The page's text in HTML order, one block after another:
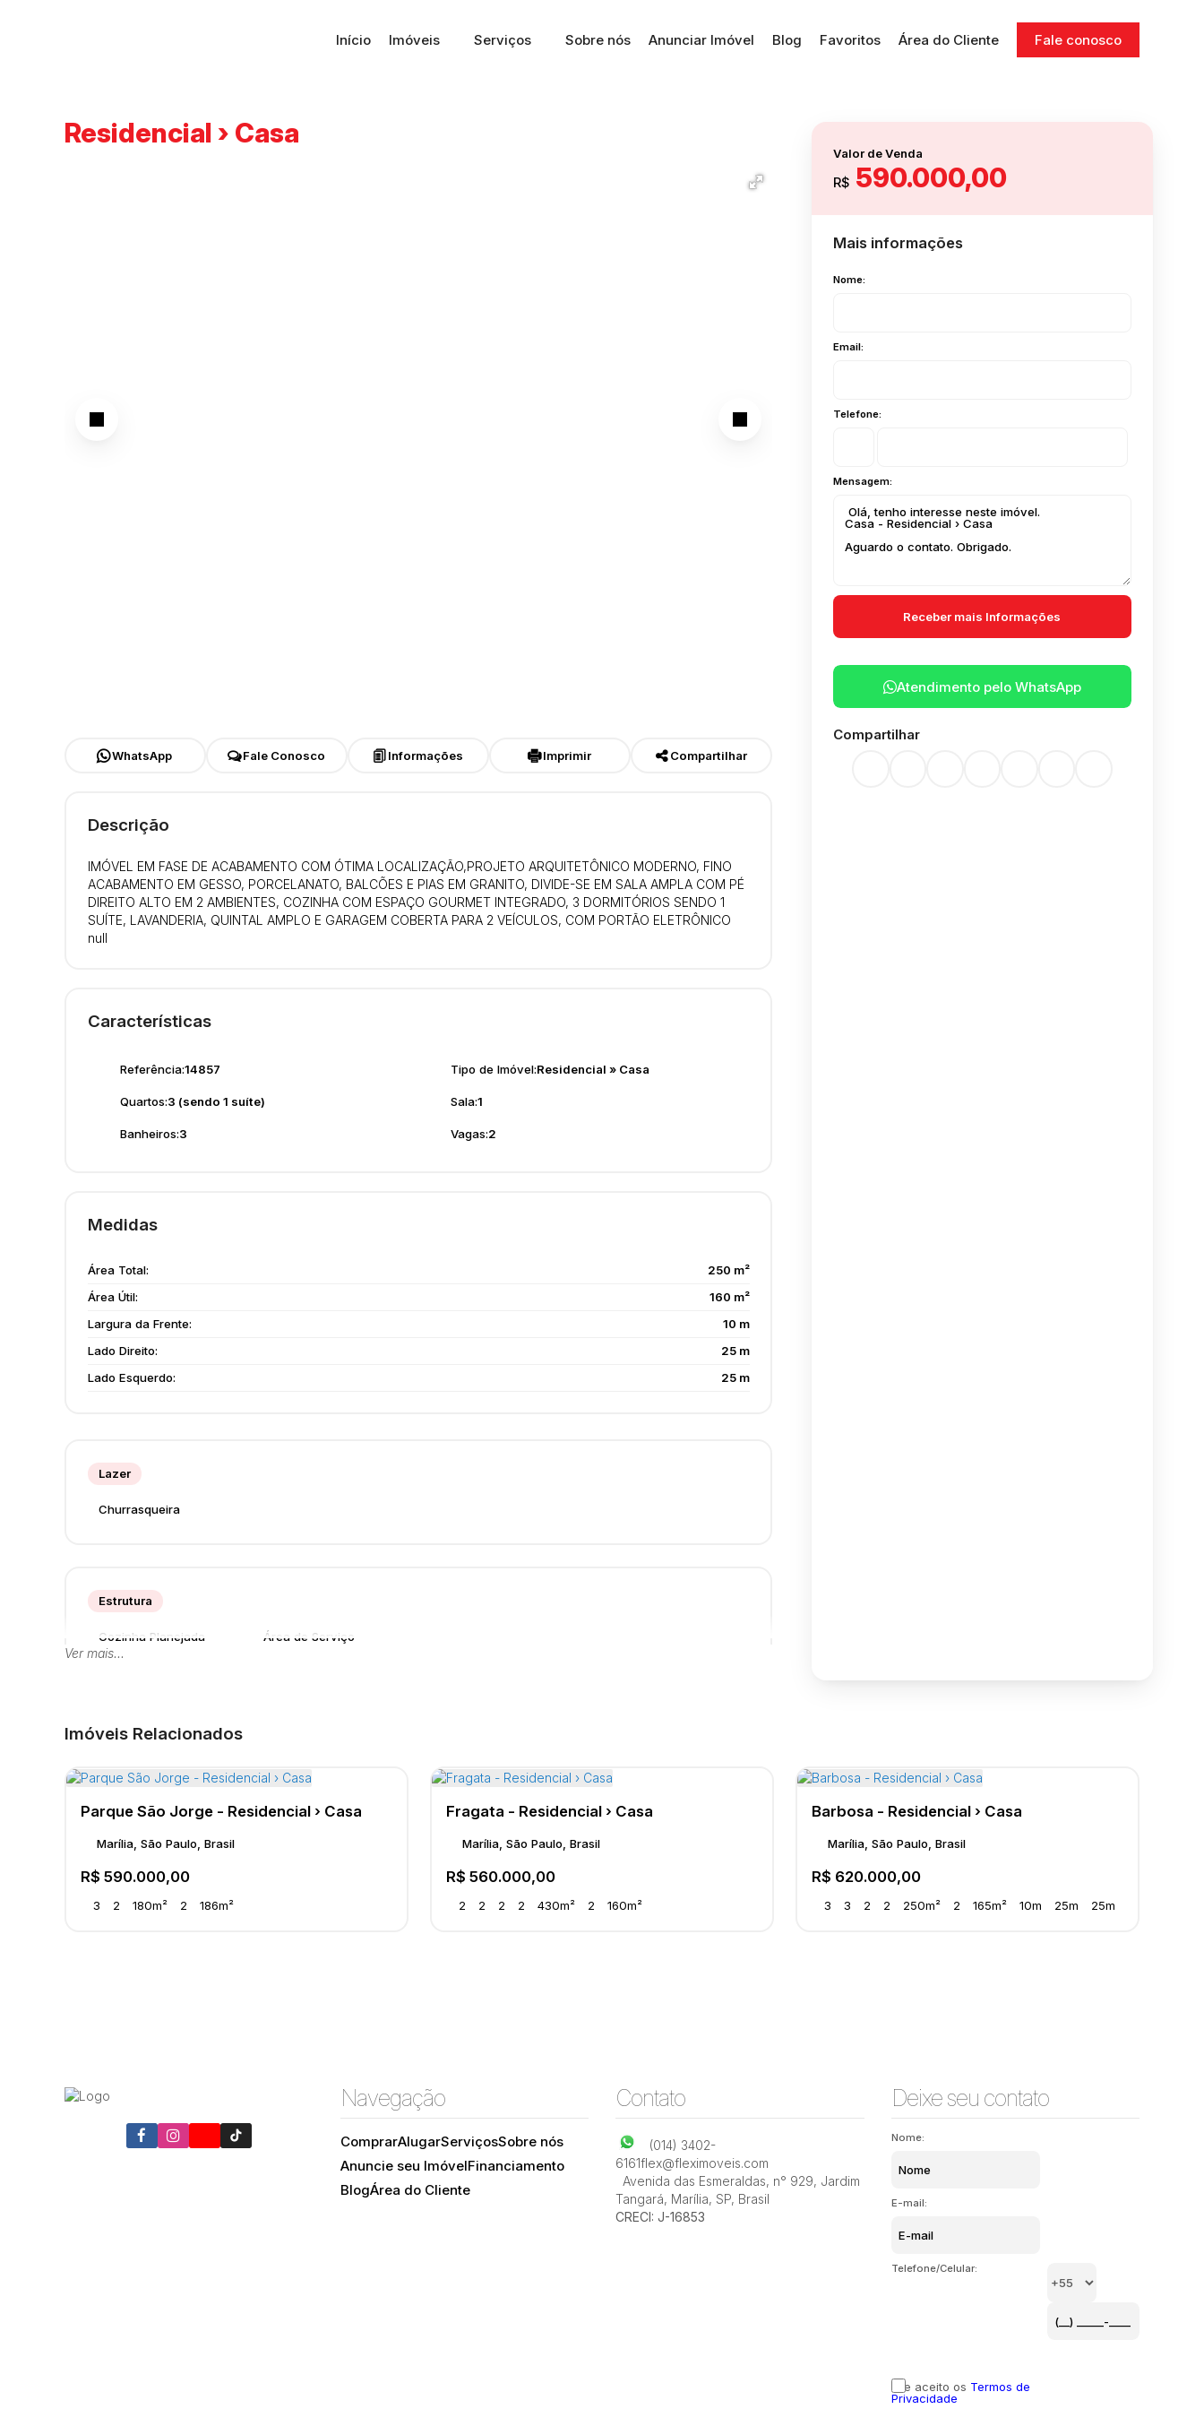
Fale conosco
Área do Cliente
Favoritos
Blog
Anunciar Imóvel
Sobre nós
Serviços
Imóveis
Início
Residencial › Casa
WhatsApp Fale Conosco Informações Imprimir Compartilhar
Descrição
IMÓVEL EM FASE DE ACABAMENTO COM ÓTIMA LOCALIZAÇÃO,PROJETO ARQUITETÔNICO MODERNO, FINO
ACABAMENTO EM GESSO, PORCELANATO, BALCÕES E PIAS EM GRANITO, DIVIDE-SE EM SALA AMPLA COM PÉ
DIREITO ALTO EM 2 AMBIENTES, COZINHA COM ESPAÇO GOURMET INTEGRADO, 3 DORMITÓRIOS SENDO 1
SUÍTE, LAVANDERIA, QUINTAL AMPLO E GARAGEM COBERTA PARA 2 VEÍCULOS, COM PORTÃO ELETRÔNICO
null
Características
Referência:14857 Tipo de Imóvel:Residencial » Casa
Quartos:3 (sendo 1 suíte) Sala:1
Banheiros:3 Vagas:2
Medidas
Área Total:
250 m²
Área Útil:
160 m²
Largura da Frente:
10 m
Lado Direito:
25 m
Lado Esquerdo:
25 m
Lazer
Churrasqueira
Estrutura
Cozinha Planejada Área de Serviço
Destaques
Ver mais...
R$ 590.000,00
Valor de Venda
Mais informações
Nome:
Email:
Telefone:
Mensagem:
Atendimento pelo WhatsApp
Compartilhar
Imóveis Relacionados
Parque São Jorge - Residencial › Casa
R$ 590.000,00
Marília, São Paulo, Brasil
3 2 180m² 2 186m²
Fragata - Residencial › Casa
R$ 560.000,00
Marília, São Paulo, Brasil
2 2 2 2 430m² 2 160m²
Barbosa - Residencial › Casa
R$ 620.000,00
Marília, São Paulo, Brasil
3 3 2 2 250m² 2 165m² 10m 25m 25m
Navegação
ComprarAlugarServiçosSobre nós
Anuncie seu ImóvelFinanciamento
BlogÁrea do Cliente
Contato
(014) 3402-
6161flex@fleximoveis.com
Avenida das Esmeraldas, n° 929, Jardim
Tangará, Marília, SP, Brasil
CRECI: J-16853
Deixe seu contato
Nome:
E-mail:
Telefone/Celular:
Li e aceito os Termos de
Privacidade